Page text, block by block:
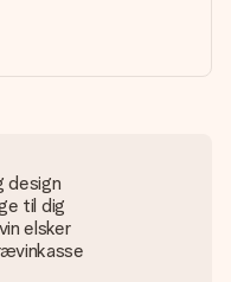
design
til dig
elsker